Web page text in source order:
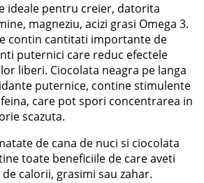
ideale pentru creier, datorita
magneziu, acizi grasi Omega 3.
contin cantitati importante de
puternici care reduc efectele
liberi. Ciocolata neagra pe langa
puternice, contine stimulente
care pot spori concentrarea in
scazuta.
de cana de nuci si ciocolata
toate beneficiile de care aveti
calorii, grasimi sau zahar.